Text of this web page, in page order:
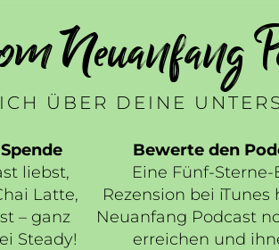
Neuanfang
ÜBER DEINE
liebst,
Latte,
– ganz
Steady!
Bewerte den
Eine Fünf-
Rezension bei
Neuanfang Podcast
erreichen und